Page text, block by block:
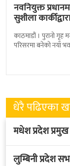
नवनियुक्त
सुशीला
काठमाडौं । पुरानो गृह
परिसरमा बनेको नयाँ
नवनियुक्त
धेरै पढिएका
मधेश प्रदेश
लुम्बिनी प्रदेश